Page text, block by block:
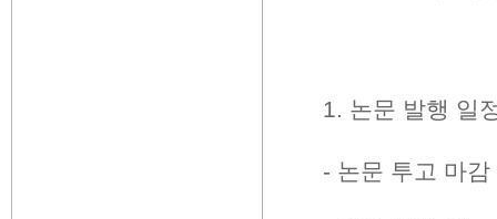
1. 논문 발행 일
- 논문 투고 마감